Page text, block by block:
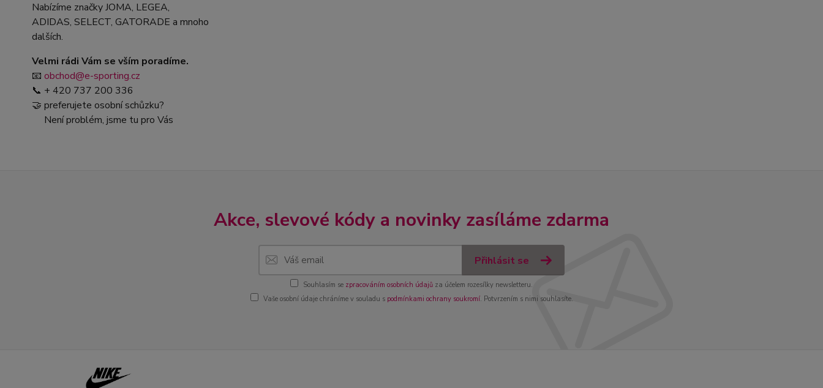
Nabízíme značky JOMA, LEGEA,
ADIDAS, SELECT, GATORADE a mnoho
dalších.
Velmi rádi Vám se vším poradíme.
📧 obchod@e-sporting.cz
📞 + 420 737 200 336
🤝 preferujete osobní schůzku?
Není problém, jsme tu pro Vás
Akce, slevové kódy a novinky zasíláme zdarma
Přihlásit se
Souhlasím se zpracováním osobních údajů za účelem rozesílky newsletteru.
Vaše osobní údaje chráníme v souladu s podmínkami ochrany soukromí. Potvrzením s nimi souhlasíte.